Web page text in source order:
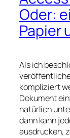
Oder:
Papier
Als ich
kompliziert
Dokument
natürlich
dann kann
ausdrucken,